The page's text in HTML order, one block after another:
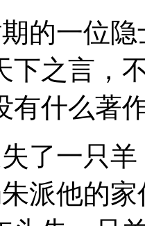
的一位
下之言，
有什么著
了一只
派他的